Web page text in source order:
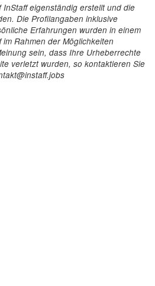
eigenständig erstellt und die
Die Profilangaben inklusive
Erfahrungen wurden in einem
Rahmen der Möglichkeiten
sein, dass Ihre Urheberrechte
verletzt wurden, so kontaktieren Sie